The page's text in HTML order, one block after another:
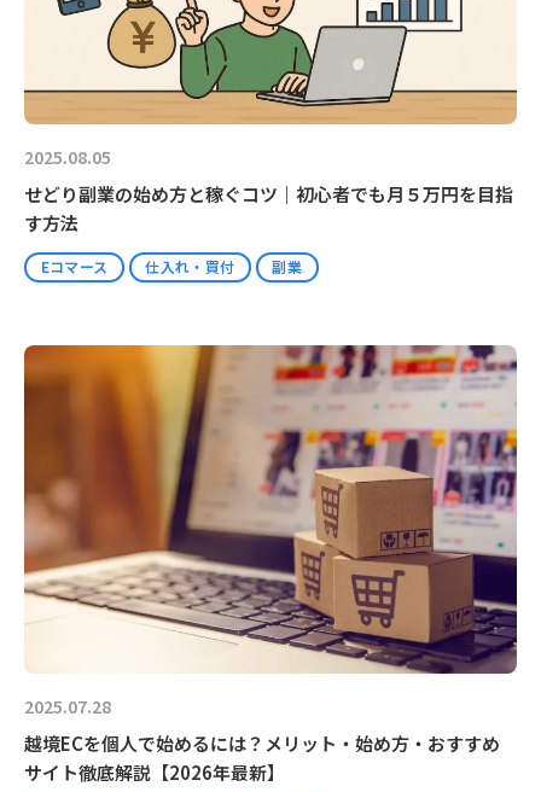
2025.08.05
せどり副業の始め方と稼ぐコツ｜初心者でも月５万円を目指
す方法
Eコマース 仕入れ・買付 副業
2025.07.28
越境ECを個人で始めるには？メリット・始め方・おすすめ
サイト徹底解説【2026年最新】